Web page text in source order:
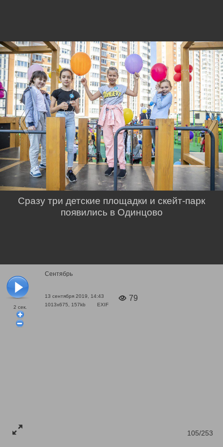
2 сек.
Сентябрь
13 сентября 2019, 14:43
1013x675, 157kb
EXIF
79
105/253
Сразу три детские площадки и скейт-парк
появились в Одинцово